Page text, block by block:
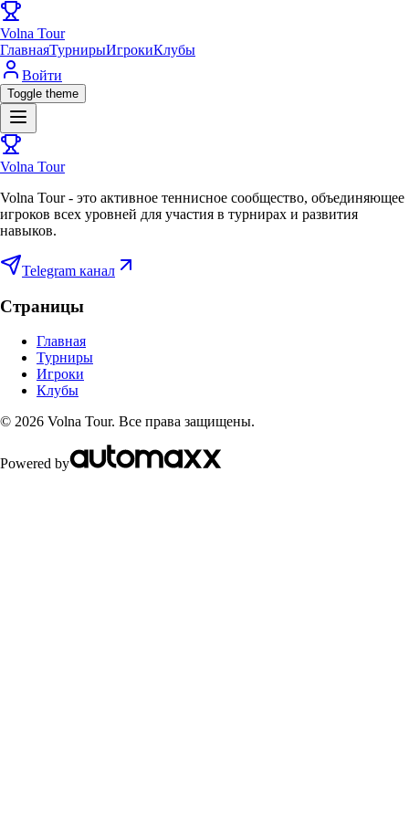
Volna Tour
ГлавнаяТурнирыИгрокиКлубы
Войти
Toggle theme
Volna Tour
Volna Tour - это активное теннисное сообщество, объединяющее
игроков всех уровней для участия в турнирах и развития
навыков.
Telegram канал
Страницы
Главная
Турниры
Игроки
Клубы
© 2026 Volna Tour. Все права защищены.
Powered by